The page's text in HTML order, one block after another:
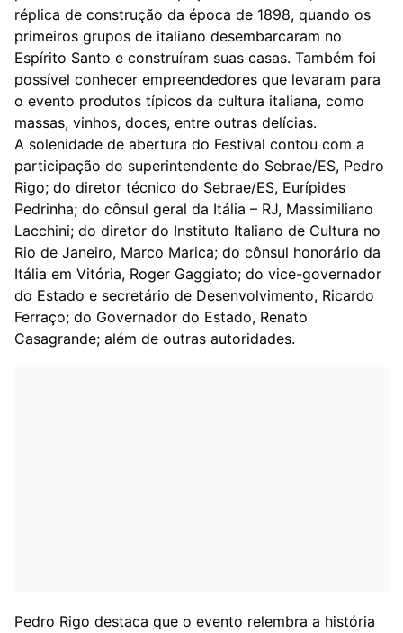
réplica de construção da época de 1898, quando os
primeiros grupos de italiano desembarcaram no
Espírito Santo e construíram suas casas. Também foi
possível conhecer empreendedores que levaram para
o evento produtos típicos da cultura italiana, como
massas, vinhos, doces, entre outras delícias.
A solenidade de abertura do Festival contou com a
participação do superintendente do Sebrae/ES, Pedro
Rigo; do diretor técnico do Sebrae/ES, Eurípides
Pedrinha; do cônsul geral da Itália – RJ, Massimiliano
Lacchini; do diretor do Instituto Italiano de Cultura no
Rio de Janeiro, Marco Marica; do cônsul honorário da
Itália em Vitória, Roger Gaggiato; do vice-governador
do Estado e secretário de Desenvolvimento, Ricardo
Ferraço; do Governador do Estado, Renato
Casagrande; além de outras autoridades.
Pedro Rigo destaca que o evento relembra a história